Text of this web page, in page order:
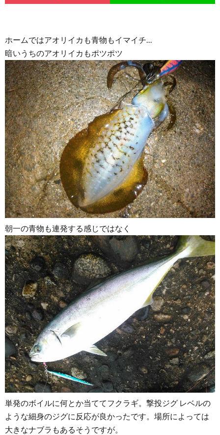
ホームではアオリイカも青物もイマイチ…
暗いうちのアオリイカもポツポツ
朝一の青物も連発する感じではなく
単発のボイルに何とか当ててフクラギ。撃投ジグ レベルの
ような細身のジグに反応が良かったです。場所によっては
大きなナブラもあるそうですが。